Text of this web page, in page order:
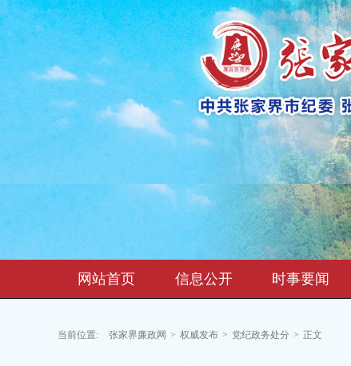
网站首页 信息公开 时事要闻
当前位置: 张家界廉政网 > 权威发布 > 党纪政务处分 > 正文